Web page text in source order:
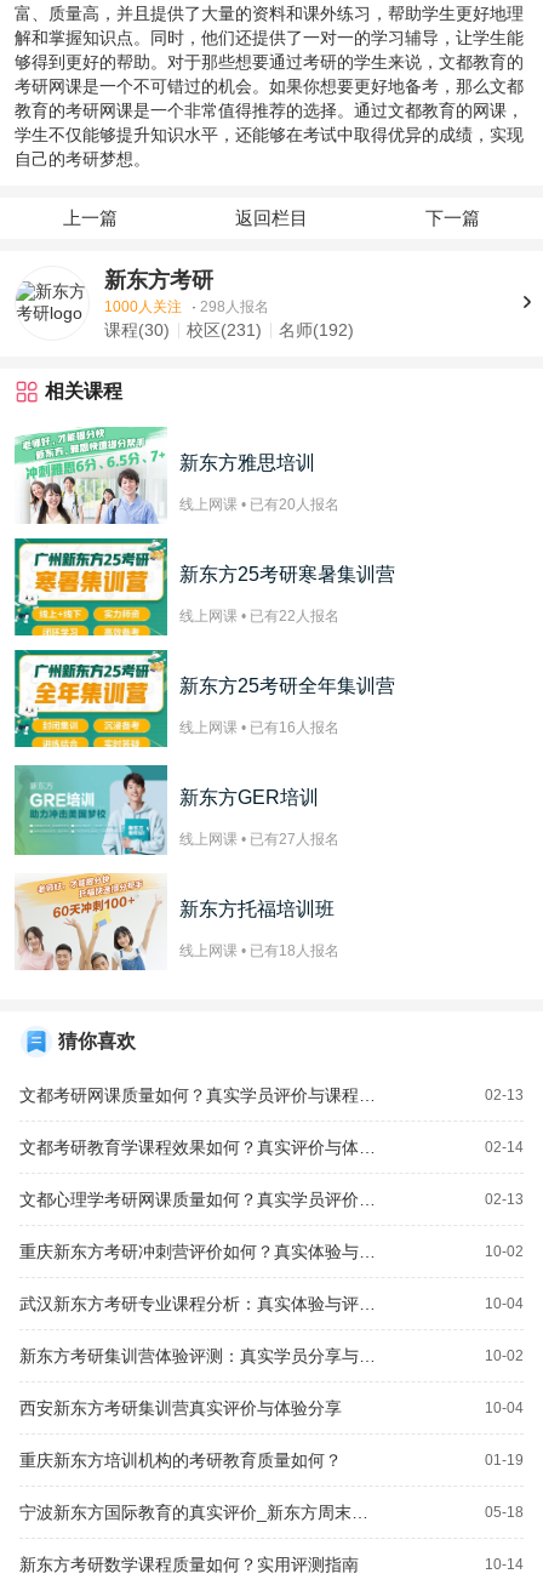
富、质量高，并且提供了大量的资料和课外练习，帮助学生更好地理
解和掌握知识点。同时，他们还提供了一对一的学习辅导，让学生能
够得到更好的帮助。对于那些想要通过考研的学生来说，文都教育的
考研网课是一个不可错过的机会。如果你想要更好地备考，那么文都
教育的考研网课是一个非常值得推荐的选择。通过文都教育的网课，
学生不仅能够提升知识水平，还能够在考试中取得优异的成绩，实现
自己的考研梦想。
上一篇 返回栏目 下一篇
新东方考研
1000人关注 · 298人报名
课程(30) 校区(231) 名师(192)
相关课程
新东方雅思培训
线上网课 • 已有20 人报名
新东方25考研寒暑集训营
线上网课 • 已有22 人报名
新东方25考研全年集训营
线上网课 • 已有16 人报名
新东方GER培训
线上网课 • 已有27 人报名
新东方托福培训班
线上网课 • 已有18 人报名
猜你喜欢
02-13
02-14
02-13
10-02
10-04
10-02
西安新东方考研集训营真实评价与体验分享 10-04
重庆新东方培训机构的考研教育质量如何？ 01-19
05-18
新东方考研数学课程质量如何？实用评测指南 10-14